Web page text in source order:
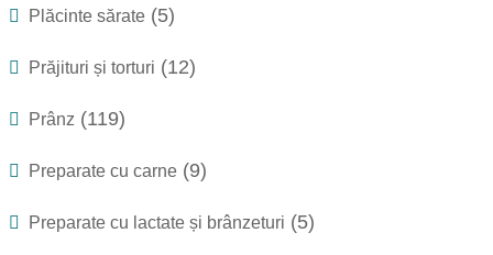
Plăcinte sărate (5)
Prăjituri și torturi (12)
Prânz (119)
Preparate cu carne (9)
Preparate cu lactate și brânzeturi (5)